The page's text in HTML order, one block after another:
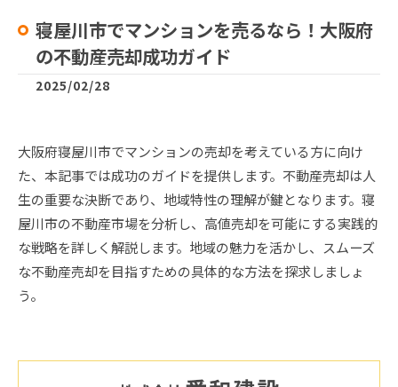
寝屋川市でマンションを売るなら！大阪府
の不動産売却成功ガイド
2025/02/28
大阪府寝屋川市でマンションの売却を考えている方に向け
た、本記事では成功のガイドを提供します。不動産売却は人
生の重要な決断であり、地域特性の理解が鍵となります。寝
屋川市の不動産市場を分析し、高値売却を可能にする実践的
な戦略を詳しく解説します。地域の魅力を活かし、スムーズ
な不動産売却を目指すための具体的な方法を探求しましょ
う。